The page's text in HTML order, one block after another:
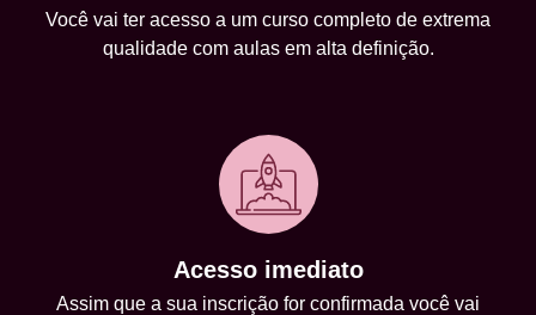
Você vai ter acesso a um curso completo de extrema
qualidade com aulas em alta definição.
Acesso imediato
Assim que a sua inscrição for confirmada você vai